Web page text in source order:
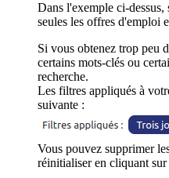
Dans l'exemple ci-
seules les offres d'emploi
Si vous obtenez trop peu
certains mots-clés ou
recherche.
Les filtres appliqués à
suivante :
Vous pouvez supprimer
réinitialiser en cliquant